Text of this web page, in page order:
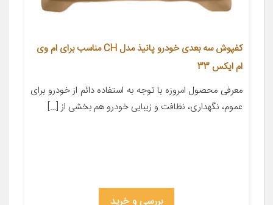
کفپوش سه بعدی خودرو پانیذ مدل CH مناسب برای ام وی
ام ایکس 33
معرفی محصول امروزه با توجه به استفاده دائم از خودرو برای
عموم، نگهداری، نظافت و زیبایی خودرو هم بخشی از […]
بررسی و خرید